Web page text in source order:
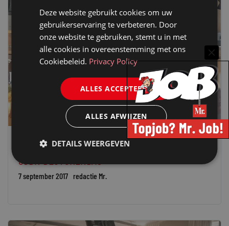
JONGE BALIE
SJBN BESTURENDAG
7 september 2017 redactie Mr.
Deze website gebruikt cookies om uw
gebruikerservaring te verbeteren. Door
onze website te gebruiken, stemt u in met
alle cookies in overeenstemming met ons
Cookiebeleid. Privacy Policy
ALLES ACCEPTEREN
ALLES AFWIJZEN
DETAILS WEERGEVEN